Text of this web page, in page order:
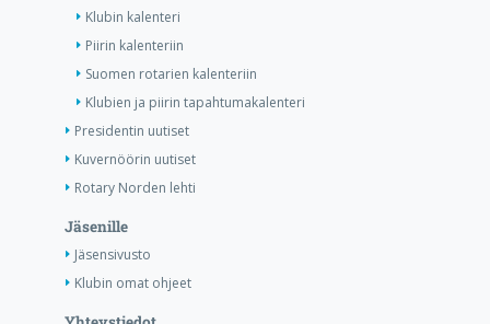
Klubin kalenteri
Piirin kalenteriin
Suomen rotarien kalenteriin
Klubien ja piirin tapahtumakalenteri
Presidentin uutiset
Kuvernöörin uutiset
Rotary Norden lehti
Jäsenille
Jäsensivusto
Klubin omat ohjeet